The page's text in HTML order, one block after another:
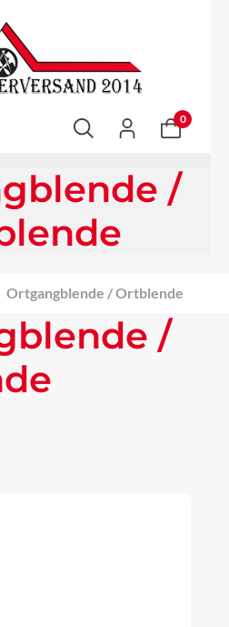
0
/
Ortgangblende / Ortblende
/